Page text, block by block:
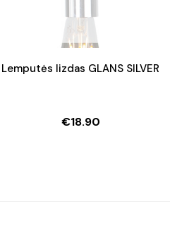
Lemputės lizdas GLANS SILVER
€18.90